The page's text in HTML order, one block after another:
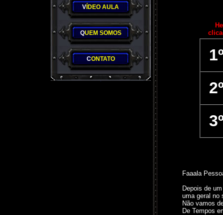
V ÍDEO AULA
QUEM SOMOS
CONTATO
Faaala
Depois de
uma geral no
Não vamos
De Tempos